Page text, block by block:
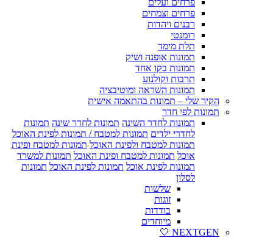
פרחים וצמחים
רבנים ויהדות
רומנטי
תלת מימד
תמונות אופנה ושיק
תמונות בקו אחד
תרבות וקולנוע
תמונות השראה ומוטיבציה
הקיר שלי – תמונות בהתאמה אישית
תמונות לפי חדר
תמונות לחדר השינה תמונות לחדר שינה תמונות
לחדרי ילדים תמונות למטבח / תמונות לפינת האוכל
תמונות למטבח ולפינת האוכל תמונות למטבח ופינת
אוכל תמונות למטבח ופינת האוכל תמונות למשרד
תמונות לפינת אוכל תמונות לפינת האוכל תמונות
לסלון
שלשות
זוגות
בודדות
מיוחדים
NEXTGEN 🤍